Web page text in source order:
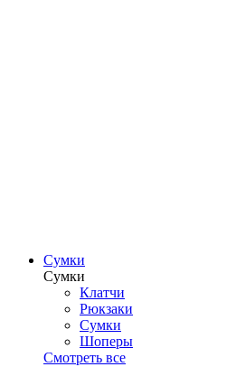
Сумки
Сумки
Клатчи
Рюкзаки
Сумки
Шоперы
Смотреть все